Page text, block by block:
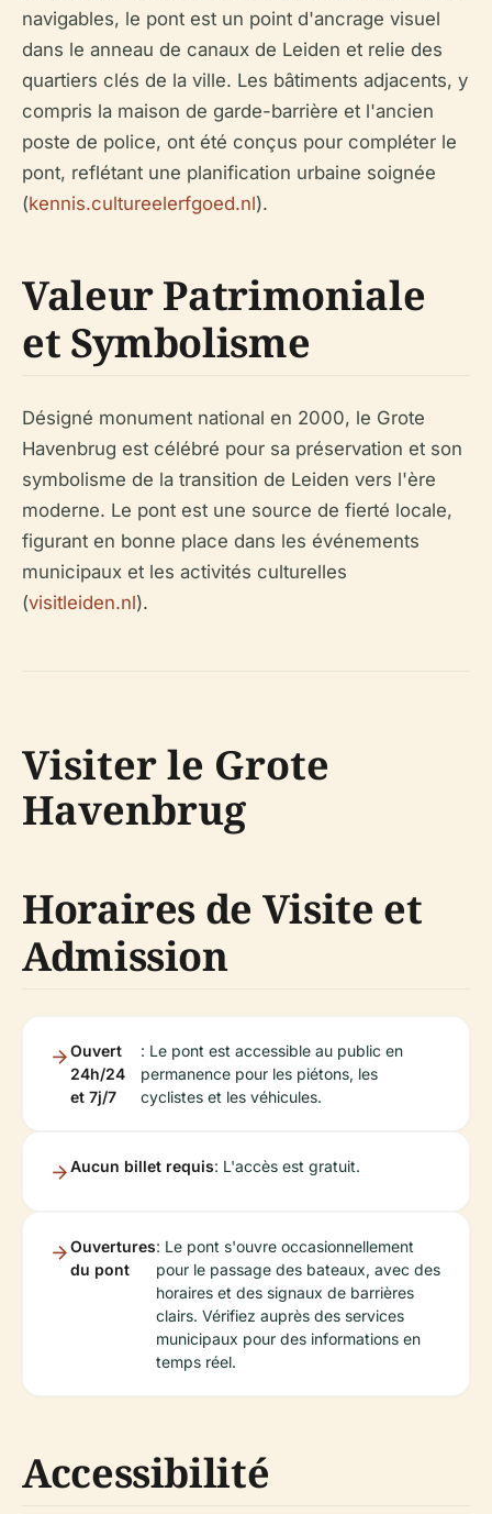
navigables, le pont est un point d'ancrage visuel
dans le anneau de canaux de Leiden et relie des
quartiers clés de la ville. Les bâtiments adjacents, y
compris la maison de garde-barrière et l'ancien
poste de police, ont été conçus pour compléter le
pont, reflétant une planification urbaine soignée
(kennis.cultureelerfgoed.nl).
Valeur Patrimoniale
et Symbolisme
Désigné monument national en 2000, le Grote
Havenbrug est célébré pour sa préservation et son
symbolisme de la transition de Leiden vers l'ère
moderne. Le pont est une source de fierté locale,
figurant en bonne place dans les événements
municipaux et les activités culturelles
(visitleiden.nl).
Visiter le Grote
Havenbrug
Horaires de Visite et
Admission
Ouvert
24h/24
et 7j/7
: Le pont est accessible au public en
permanence pour les piétons, les
cyclistes et les véhicules.
Aucun billet requis: L'accès est gratuit.
Ouvertures
du pont
: Le pont s'ouvre occasionnellement
pour le passage des bateaux, avec des
horaires et des signaux de barrières
clairs. Vérifiez auprès des services
municipaux pour des informations en
temps réel.
Accessibilité